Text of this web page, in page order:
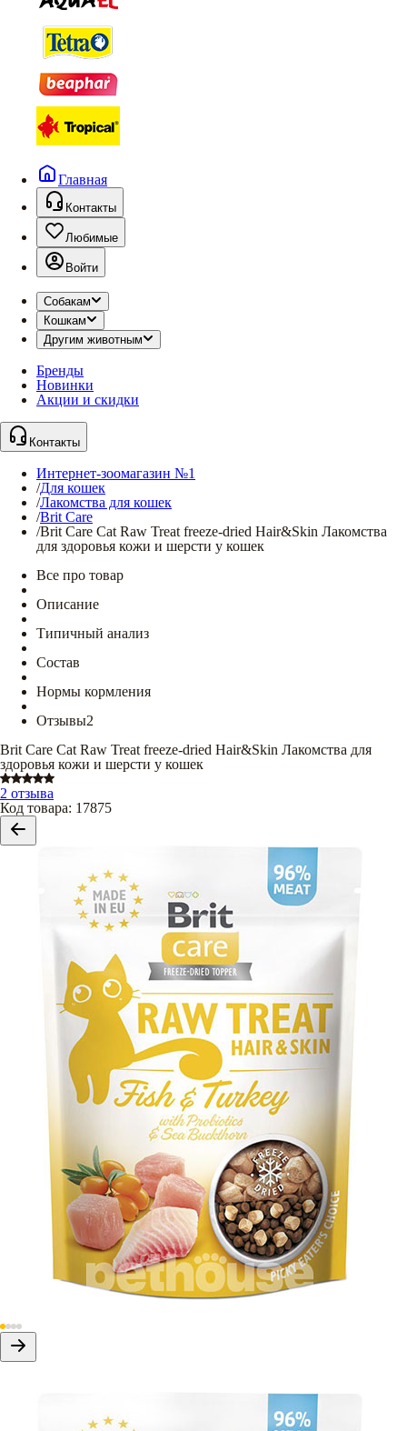
Главная
Контакты
Любимые
Войти
Собакам
Кошкам
Другим животным
Бренды
Новинки
Акции и скидки
Контакты
Интернет-зоомагазин №1
/Для кошек
/Лакомства для кошек
/Brit Care
/Brit Care Cat Raw Treat freeze-dried Hair&Skin Лакомства
для здоровья кожи и шерсти у кошек
Все про товар
Описание
Типичный анализ
Состав
Нормы кормления
Отзывы2
Brit Care Cat Raw Treat freeze-dried Hair&Skin Лакомства для
здоровья кожи и шерсти у кошек
2 отзыва
Код товара: 17875